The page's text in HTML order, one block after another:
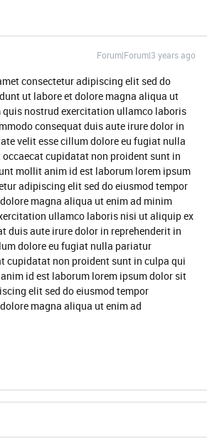
Forum|Forum|3 years ago
consectetur adipiscing elit sed do
ut labore et dolore magna aliqua ut
quis nostrud exercitation ullamco laboris
consequat duis aute irure dolor in
velit esse cillum dolore eu fugiat nulla
cupidatat non proident sunt in
mollit anim id est laborum lorem ipsum
adipiscing elit sed do eiusmod tempor
magna aliqua ut enim ad minim
ullamco laboris nisi ut aliquip ex
duis aute irure dolor in reprehenderit in
dolore eu fugiat nulla pariatur
cupidatat non proident sunt in culpa qui
id est laborum lorem ipsum dolor sit
elit sed do eiusmod tempor
magna aliqua ut enim ad